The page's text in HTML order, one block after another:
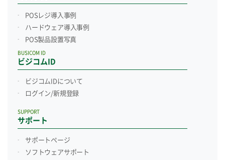
POSレジ導入事例
ハードウェア導入事例
POS製品設置写真
ビジコムID
BUSICOM ID
ビジコムIDについて
ログイン/新規登録
サポート
SUPPORT
サポートページ
ソフトウェアサポート